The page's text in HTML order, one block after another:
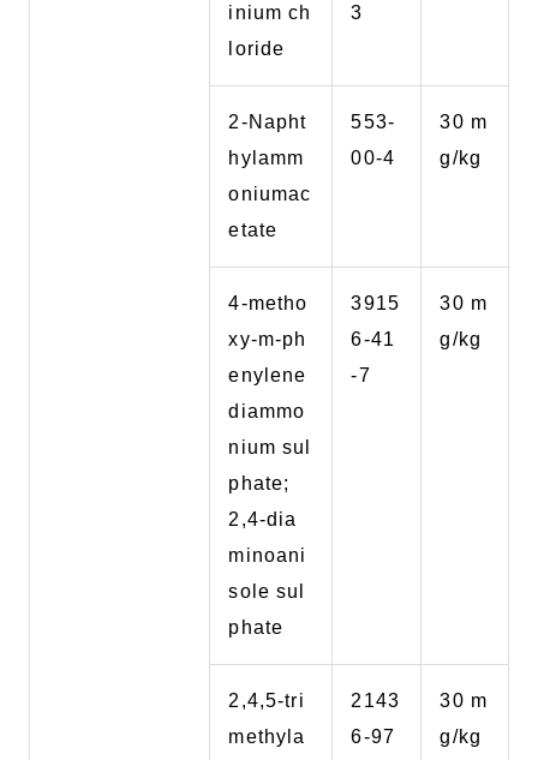
inium ch
loride
3
2-Napht
hylamm
oniumac
etate
553-
00-4
30 m
g/kg
4-metho
xy-m-ph
enylene
diammo
nium sul
phate;
2,4-dia
minoani
sole sul
phate
3915
6-41
-7
30 m
g/kg
2,4,5-tri
methyla
2143
6-97
30 m
g/kg